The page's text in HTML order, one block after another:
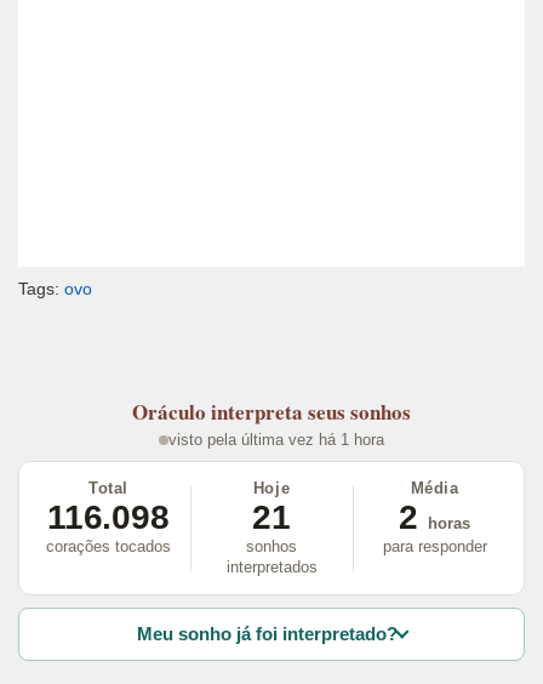
Tags: ovo
Oráculo interpreta seus sonhos
visto pela última vez há 1 hora
Total
116.098
corações tocados
Hoje
21
sonhos
interpretados
Média
2
horas
para responder
Meu sonho já foi interpretado?